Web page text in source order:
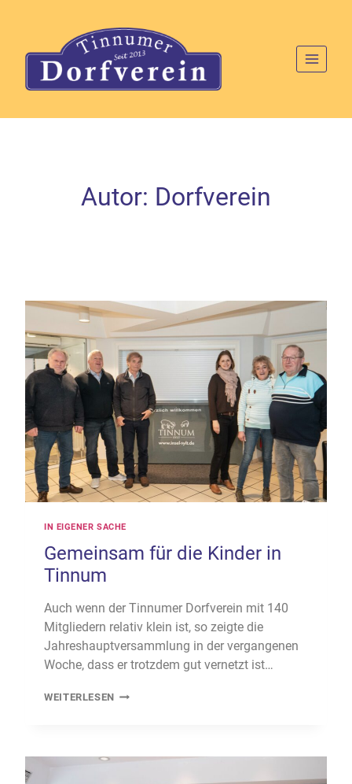
Autor: Dorfverein
IN EIGENER SACHE
Gemeinsam für die Kinder in
Tinnum
Auch wenn der Tinnumer Dorfverein mit 140
Mitgliedern relativ klein ist, so zeigte die
Jahreshauptversammlung in der vergangenen
Woche, dass er trotzdem gut vernetzt ist…
WEITERLESEN GEMEINSAM
IN